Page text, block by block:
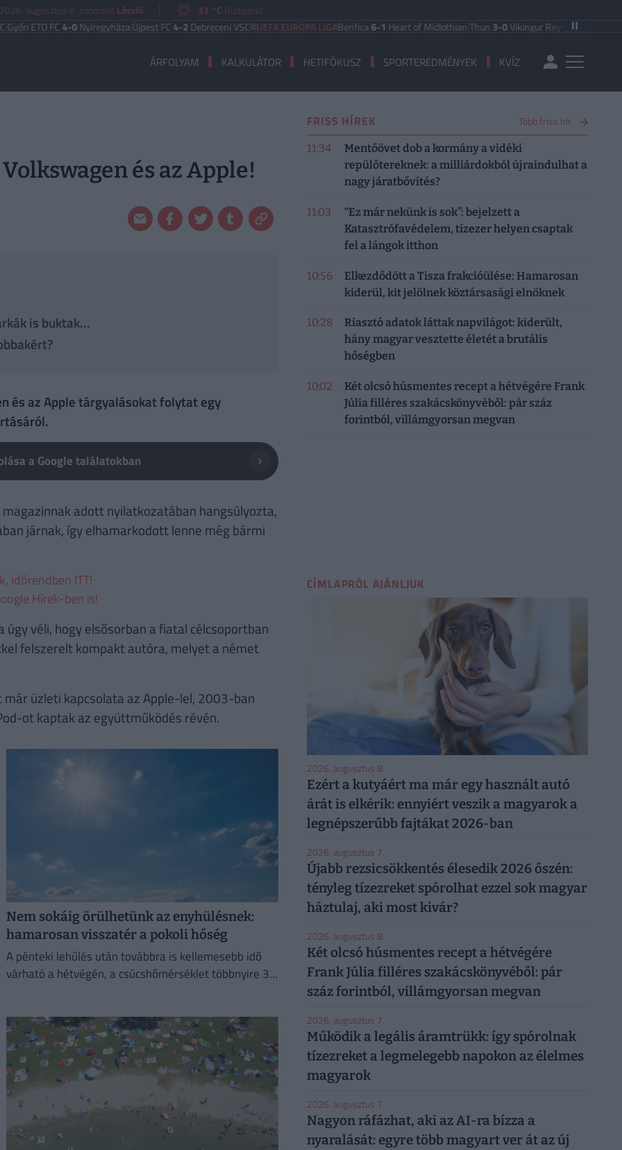
2026. augusztus 8. szombatLászló 33 °C Budapest
FC4-0Nyíregyháza|Újpest FC4-2Debreceni VSC UEFA EURÓPA LIGABenfica6-1Heart of Midlothian|Thun3-0Vikingur Reykjavik| PAOK Saloniki
ÁRFOLYAM KALKULÁTOR HETIFÓKUSZ SPORTEREDMÉNYEK KVÍZ
és az Apple!
is buktak...
és az Apple tárgyalásokat folytat egy
a Google találatokban
adott nyilatkozatában hangsúlyozta,
járnak, így elhamarkodott lenne még bármi
időrendben ITT!
Hírek-ben is!
véli, hogy elsősorban a fiatal célcsoportban
felszerelt kompakt autóra, melyet a német
üzleti kapcsolata az Apple-lel, 2003-ban
ot kaptak az együttműködés révén.
Nem sokáig örülhetünk az enyhülésnek:
hamarosan visszatér a pokoli hőség
A pénteki lehűlés után továbbra is kellemesebb idő
várható a hétvégén, a csúcshőmérséklet többnyire 30
FRISS HÍREK Több friss hír
11:34
Mentőövet dob a kormány a vidéki
repülőtereknek: a milliárdokból újraindulhat a
nagy járatbővítés?
11:03
“Ez már nekünk is sok”: bejelzett a
Katasztrófavédelem, tízezer helyen csaptak
fel a lángok itthon
10:56
Elkezdődött a Tisza frakcióülése: Hamarosan
kiderül, kit jelölnek köztársasági elnöknek
10:28
Riasztó adatok láttak napvilágot: kiderült,
hány magyar vesztette életét a brutális
hőségben
10:02
Két olcsó húsmentes recept a hétvégére Frank
Júlia filléres szakácskönyvéből: pár száz
forintból, villámgyorsan megvan
CÍMLAPRÓL AJÁNLJUK
2026. augusztus 8.
Ezért a kutyáért ma már egy használt autó
árát is elkérik: ennyiért veszik a magyarok a
legnépszerűbb fajtákat 2026-ban
2026. augusztus 7.
Újabb rezsicsökkentés élesedik 2026 őszén:
tényleg tízezreket spórolhat ezzel sok magyar
háztulaj, aki most kivár?
2026. augusztus 8.
Két olcsó húsmentes recept a hétvégére
Frank Júlia filléres szakácskönyvéből: pár
száz forintból, villámgyorsan megvan
2026. augusztus 7.
Működik a legális áramtrükk: így spórolnak
tízezreket a legmelegebb napokon az élelmes
magyarok
2026. augusztus 7.
Nagyon ráfázhat, aki az AI-ra bízza a
nyaralását: egyre több magyart ver át az új